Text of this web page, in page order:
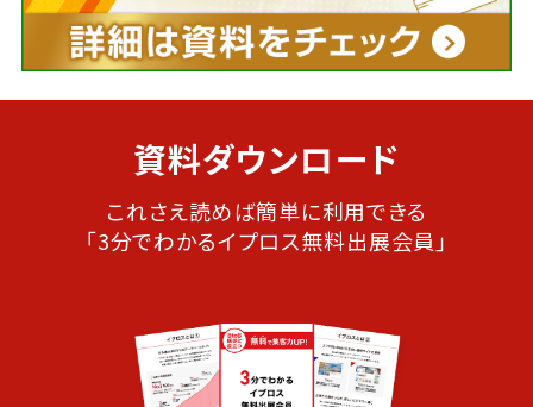
資料ダウンロード
これさえ読めば簡単に利用できる
「3分でわかるイプロス無料出展会員」